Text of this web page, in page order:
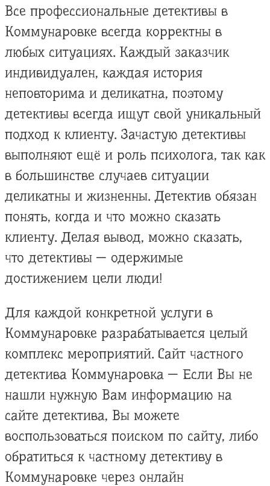
Все профессиональные детективы в
Коммунаровке всегда корректны в
любых ситуациях. Каждый заказчик
индивидуален, каждая история
неповторима и деликатна, поэтому
детективы всегда ищут свой уникальный
подход к клиенту. Зачастую детективы
выполняют ещё и роль психолога, так как
в большинстве случаев ситуации
деликатны и жизненны. Детектив обязан
понять, когда и что можно сказать
клиенту. Делая вывод, можно сказать,
что детективы — одержимые
достижением цели люди!
Для каждой конкретной услуги в
Коммунаровке разрабатывается целый
комплекс мероприятий. Сайт частного
детектива Коммунаровка — Если Вы не
нашли нужную Вам информацию на
сайте детектива, Вы можете
воспользоваться поиском по сайту, либо
обратиться к частному детективу в
Коммунаровке через онлайн